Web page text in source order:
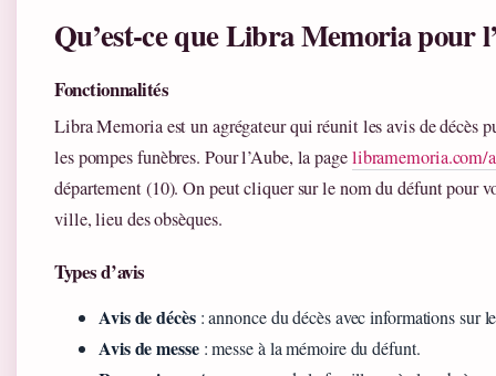
Qu’est-ce que Libra Memoria pour
Fonctionnalités
Libra Memoria est un agrégateur qui réunit les avis de décès
les pompes funèbres. Pour l’Aube, la pagelibramemoria.com/
département (10). On peut cliquer sur le nom du défunt pour
ville, lieu des obsèques.
Types d’avis
Avis de décès: annonce du décès avec informations sur
Avis de messe: messe à la mémoire du défunt.